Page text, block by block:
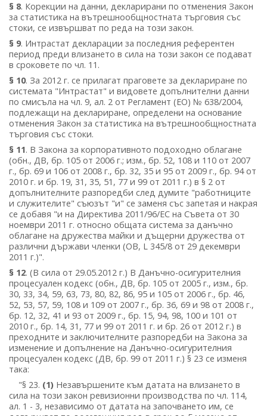
§ 8. Корекции на данни, декларирани по отменения Закон
за статистика на вътрешнообщностната търговия със
стоки, се извършват по реда на този закон.
§ 9. Интрастат декларации за последния референтен
период преди влизането в сила на този закон се подават
в сроковете по чл. 11.
§ 10. За 2012 г. се прилагат праговете за деклариране по
системата "Интрастат" и видовете допълнителни данни
по смисъла на чл. 9, ал. 2 от Регламент (ЕО) № 638/2004,
подлежащи на деклариране, определени на основание
отменения Закон за статистика на вътрешнообщностната
търговия със стоки.
§ 11. В Закона за корпоративното подоходно облагане
(обн., ДВ, бр. 105 от 2006 г.; изм., бр. 52, 108 и 110 от 2007
г., бр. 69 и 106 от 2008 г., бр. 32, 35 и 95 от 2009 г., бр. 94 от
2010 г. и бр. 19, 31, 35, 51, 77 и 99 от 2011 г.) в § 2 от
допълнителните разпоредби след думите "работниците
и служителите" съюзът "и" се заменя със запетая и накрая
се добавя "и на Директива 2011/96/ЕС на Съвета от 30
ноември 2011 г. относно общата система за данъчно
облагане на дружества майки и дъщерни дружества от
различни държави членки (ОВ, L 345/8 от 29 декември
2011 г.)".
§ 12. (В сила от 29.05.2012 г.) В Данъчно-осигурителния
процесуален кодекс (обн., ДВ, бр. 105 от 2005 г., изм., бр.
30, 33, 34, 59, 63, 73, 80, 82, 86, 95 и 105 от 2006 г., бр. 46,
52, 53, 57, 59, 108 и 109 от 2007 г., бр. 36, 69 и 98 от 2008 г.,
бр. 12, 32, 41 и 93 от 2009 г., бр. 15, 94, 98, 100 и 101 от
2010 г., бр. 14, 31, 77 и 99 от 2011 г. и бр. 26 от 2012 г.) в
преходните и заключителните разпоредби на Закона за
изменение и допълнение на Данъчно-осигурителния
процесуален кодекс (ДВ, бр. 99 от 2011 г.) § 23 се изменя
така:
"§ 23. (1) Незавършените към датата на влизането в
сила на този закон ревизионни производства по чл. 114,
ал. 1 - 3, независимо от датата на започването им, се